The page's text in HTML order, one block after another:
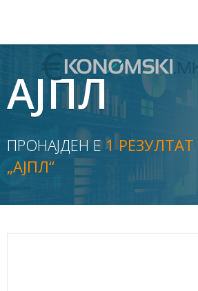
АКТУЕЛНО
ЕКОНОМИЈА
ФИНАНСИИ
БАНКАРСТВО
ЖИВОТ
АЈПЛ
ПРОНАЈДЕН Е1 РЕЗУЛТАТ
„АЈПЛ“